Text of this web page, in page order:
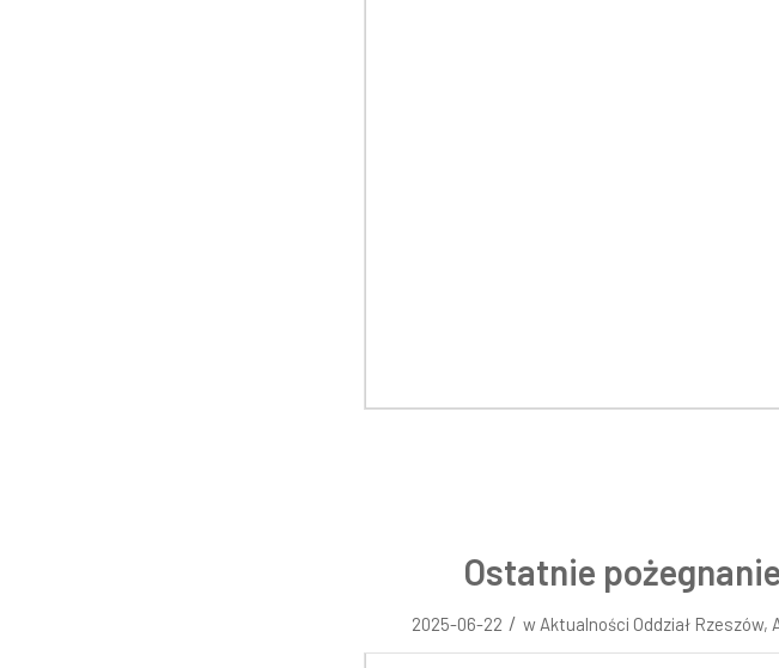
Ostatnie
2025-06-22 / w Aktualności Oddział Rzeszów,